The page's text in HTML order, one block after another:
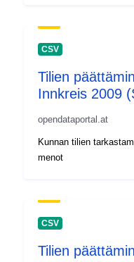
CSV
Tilien
Innkreis 2009
opendataportal.at
Kunnan tilien
menot
CSV
Tilien